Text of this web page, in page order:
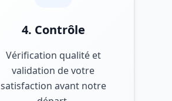
4. Contrôle
Vérification qualité et
validation de votre
satisfaction avant notre